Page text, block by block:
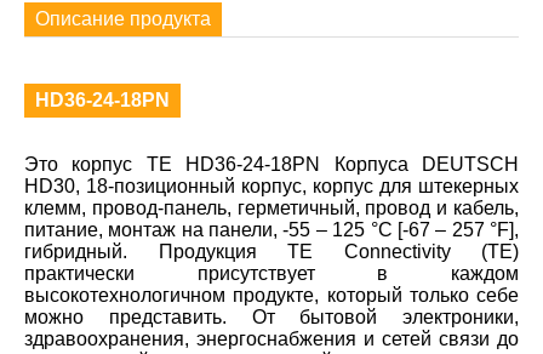
Описание продукта
HD36-24-18PN
Это корпус TE HD36-24-18PN Корпуса DEUTSCH
HD30, 18-позиционный корпус, корпус для штекерных
клемм, провод-панель, герметичный, провод и кабель,
питание, монтаж на панели, -55 – 125 °C [-67 – 257 °F],
гибридный. Продукция TE Connectivity (TE)
практически присутствует в каждом
высокотехнологичном продукте, который только себе
можно представить. От бытовой электроники,
здравоохранения, энергоснабжения и сетей связи до